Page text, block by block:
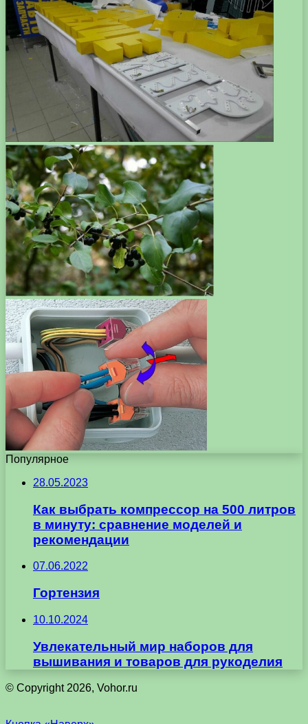
Популярное
28.05.2023
Как выбрать компрессор на 500 литров
в минуту: сравнение моделей и
рекомендации
07.06.2022
Гортензия
10.10.2024
Увлекательный мир наборов для
вышивания и товаров для рукоделия
© Copyright 2026, Vohor.ru